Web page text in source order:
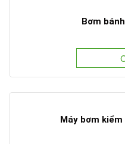
Bơm
Máy bơm